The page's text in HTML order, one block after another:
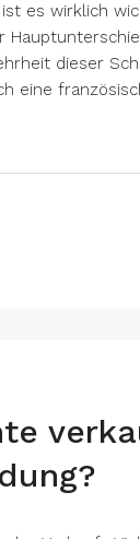
es wirklich
dieser
eine